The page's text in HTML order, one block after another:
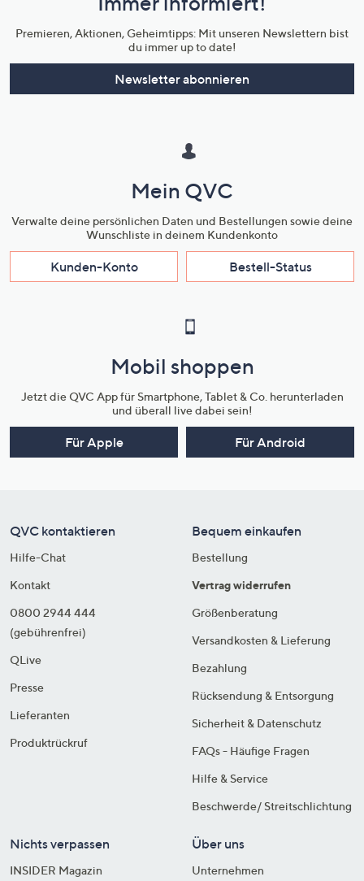
Unternehmensinformationen
Premieren, Aktionen, Geheimtipps: Mit unseren Newslettern bist
du immer up to date!
Newsletter abonnieren
Mein QVC
Verwalte deine persönlichen Daten und Bestellungen sowie deine
Wunschliste in deinem Kundenkonto
Kunden-Konto Bestell-Status
Mobil shoppen
Jetzt die QVC App für Smartphone, Tablet & Co. herunterladen
und überall live dabei sein!
Für Apple Für Android
QVC kontaktieren
Hilfe-Chat
Kontakt
0800 2944 444
(gebührenfrei)
QLive
Presse
Lieferanten
Produktrückruf
Bequem einkaufen
Bestellung
Vertrag widerrufen
Größenberatung
Versandkosten & Lieferung
Bezahlung
Rücksendung & Entsorgung
Sicherheit & Datenschutz
FAQs - Häufige Fragen
Hilfe & Service
Beschwerde/ Streitschlichtung
Nichts verpassen
INSIDER Magazin
Über uns
Unternehmen